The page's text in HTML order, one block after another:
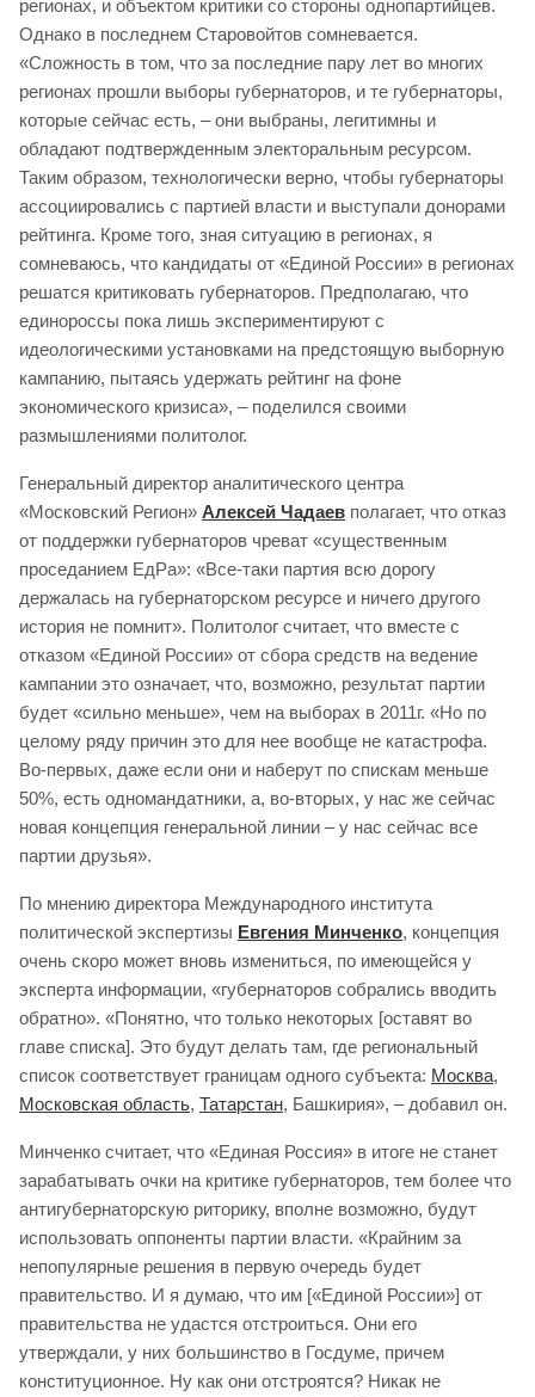
регионах, и объектом критики со стороны однопартийцев.
Однако в последнем Старовойтов сомневается.
«Сложность в том, что за последние пару лет во многих
регионах прошли выборы губернаторов, и те губернаторы,
которые сейчас есть, – они выбраны, легитимны и
обладают подтвержденным электоральным ресурсом.
Таким образом, технологически верно, чтобы губернаторы
ассоциировались с партией власти и выступали донорами
рейтинга. Кроме того, зная ситуацию в регионах, я
сомневаюсь, что кандидаты от «Единой России» в регионах
решатся критиковать губернаторов. Предполагаю, что
единороссы пока лишь экспериментируют с
идеологическими установками на предстоящую выборную
кампанию, пытаясь удержать рейтинг на фоне
экономического кризиса», – поделился своими
размышлениями политолог.
Генеральный директор аналитического центра
«Московский Регион» Алексей Чадаев полагает, что отказ
от поддержки губернаторов чреват «существенным
проседанием ЕдРа»: «Все-таки партия всю дорогу
держалась на губернаторском ресурсе и ничего другого
история не помнит». Политолог считает, что вместе с
отказом «Единой России» от сбора средств на ведение
кампании это означает, что, возможно, результат партии
будет «сильно меньше», чем на выборах в 2011г. «Но по
целому ряду причин это для нее вообще не катастрофа.
Во-первых, даже если они и наберут по спискам меньше
50%, есть одномандатники, а, во-вторых, у нас же сейчас
новая концепция генеральной линии – у нас сейчас все
партии друзья».
По мнению директора Международного института
политической экспертизы Евгения Минченко, концепция
очень скоро может вновь измениться, по имеющейся у
эксперта информации, «губернаторов собрались вводить
обратно». «Понятно, что только некоторых [оставят во
главе списка]. Это будут делать там, где региональный
список соответствует границам одного субъекта: Москва,
Московская область, Татарстан, Башкирия», – добавил он.
Минченко считает, что «Единая Россия» в итоге не станет
зарабатывать очки на критике губернаторов, тем более что
антигубернаторскую риторику, вполне возможно, будут
использовать оппоненты партии власти. «Крайним за
непопулярные решения в первую очередь будет
правительство. И я думаю, что им [«Единой России»] от
правительства не удастся отстроиться. Они его
утверждали, у них большинство в Госдуме, причем
конституционное. Ну как они отстроятся? Никак не